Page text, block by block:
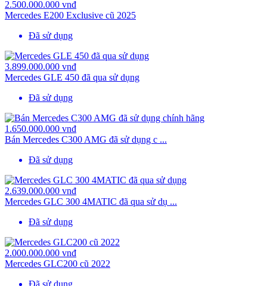
2.500.000.000 vnđ
Mercedes E200 Exclusive cũ 2025
Đã sử dụng
3.899.000.000 vnđ
Mercedes GLE 450 đã qua sử dụng
Đã sử dụng
1.650.000.000 vnđ
Bán Mercedes C300 AMG đã sử dụng c ...
Đã sử dụng
2.639.000.000 vnđ
Mercedes GLC 300 4MATIC đã qua sử dụ ...
Đã sử dụng
2.000.000.000 vnđ
Mercedes GLC200 cũ 2022
Đã sử dụng